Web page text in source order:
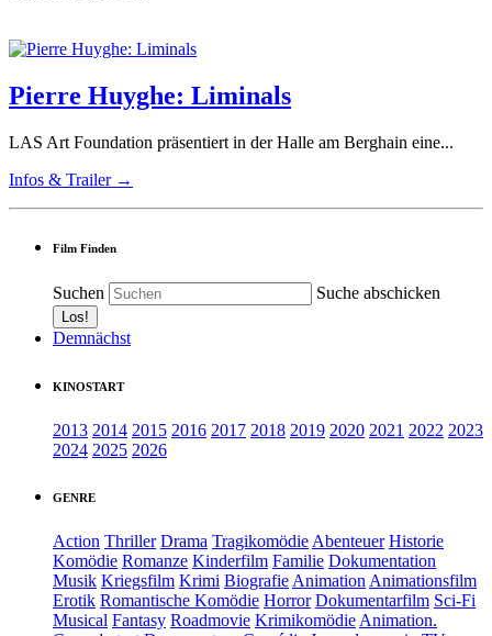
Pierre Huyghe: Liminals
LAS Art Foundation präsentiert in der Halle am Berghain eine...
Infos & Trailer →
Film Finden
Suchen Suche abschicken
Demnächst
KINOSTART
2013 2014 2015 2016 2017 2018 2019 2020 2021 2022 2023
2024 2025 2026
GENRE
Action Thriller Drama TragikomödieAbenteuer Historie
Komödie Romanze Kinderfilm Familie Dokumentation
Musik Kriegsfilm Krimi BiografieAnimationAnimationsfilm
Erotik Romantische Komödie Horror Dokumentarfilm Sci-Fi
Musical Fantasy Roadmovie KrimikomödieAnimation.